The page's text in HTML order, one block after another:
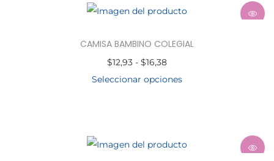
CAMISA BAMBINO COLEGIAL
$12,93 - $16,38
Seleccionar opciones